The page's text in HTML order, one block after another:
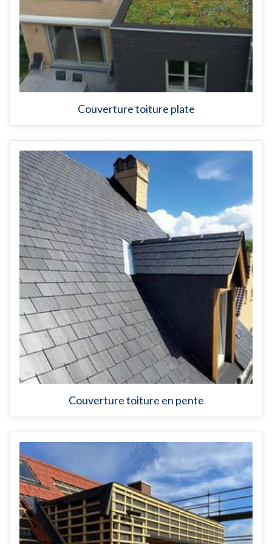
Couverture toiture plate
Couverture toiture en pente